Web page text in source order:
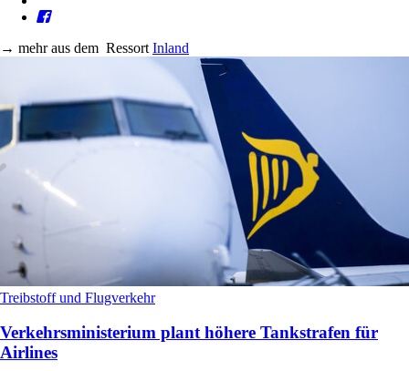
→ mehr aus dem Ressort Inland
Treibstoff und Flugverkehr
Verkehrsministerium plant höhere Tankstrafen für
Airlines